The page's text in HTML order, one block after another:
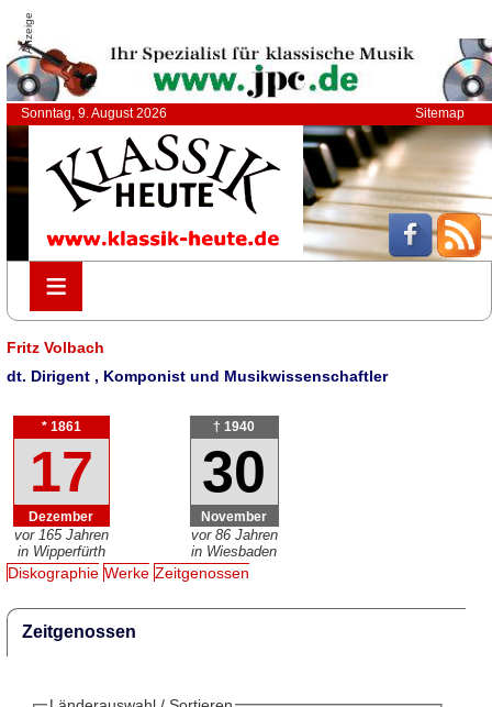
Anzeige
Sonntag, 9. August 2026 Sitemap
≡
≡
Fritz Volbach
dt. Dirigent , Komponist und Musikwissenschaftler
* 1861
17
Dezember
vor 165 Jahren
in Wipperfürth
† 1940
30
November
vor 86 Jahren
in Wiesbaden
Diskographie Werke Zeitgenossen
Zeitgenossen